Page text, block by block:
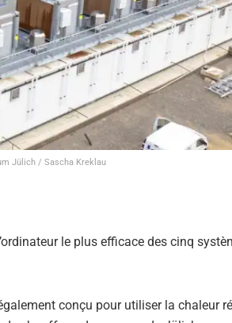
Jülich / Sascha Kreklau
le plus efficace des cinq
conçu pour utiliser la chaleur